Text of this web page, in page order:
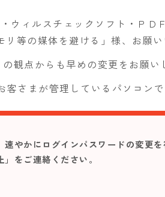
ウィルスチェックソフト・ＰＤ
等の媒体を避ける」様、お願い
観点からも早めの変更をお願い
さまが管理しているパソコンで
やかにログインパスワードの変更を
をご連絡ください。